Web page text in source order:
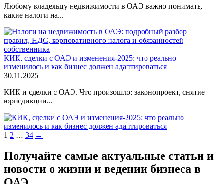
Любому владельцу недвижимости в ОАЭ важно понимать,
какие налоги на...
КИК, сделки с ОАЭ и изменения-2025: что реально
изменилось и как бизнес должен адаптироваться
30.11.2025
КИК и сделки с ОАЭ. Что произошло: законопроект, снятие
юрисдикции...
Навигация
по
записям
1 2 … 34 →
Получайте самые актуальные статьи и
новости о жизни и ведении бизнеса в